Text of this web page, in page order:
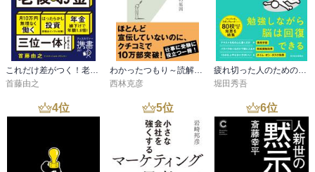
これだけ差がつく！老後のお金 55歳から15年で2500万円をつくる
首藤由之
わかったつもり～読解力がつかない本当の原因～
西林克彦
疲れ切った人のための勉強法
堀田秀吾
4位 5位 6位